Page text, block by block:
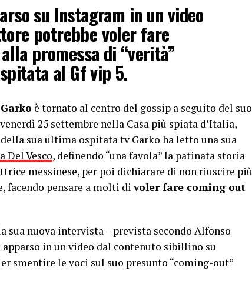
su Instagram in un video
potrebbe voler fare
promessa di “verità”
al Gf vip 5.
è tornato al centro del gossip a seguito del suo
25 settembre nella Casa più spiata d’Italia,
sua ultima ospitata tv Garko ha letto una sua
Del Vesco, definendo “una favola” la patinata storia
messinese, per poi dichiarare di non riuscire più
facendo pensare a molti divoler fare coming out
sua nuova intervista – prevista secondo Alfonso
in un video dal contenuto sibillino su
smentire le voci sul suo presunto “coming-out”